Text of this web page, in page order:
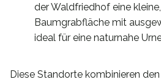
der Waldfriedhof eine
Baumgrabfläche mit
ideal für eine naturnahe
Diese Standorte kombinieren